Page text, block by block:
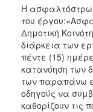
ΠΟΛΙΤΙΣΜΟΣ
ΑΝΘΕΚΤΙΚΗ
ΠΟΛΗ
Η
του
Δημοτική
διάρκεια των
πέντε (15)
κατανόηση των
των παραπάνω
οδηγούς να
καθορίζουν τις